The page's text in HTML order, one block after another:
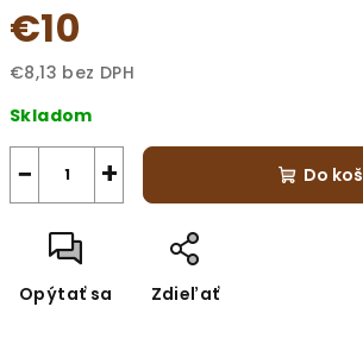
€10
€8,13 bez DPH
cena:
Skladom
+
− Do
Opýtať sa Zdieľať